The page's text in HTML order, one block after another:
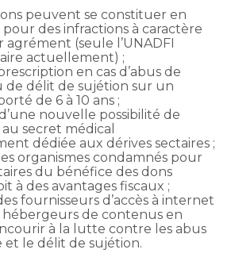
peuvent se constituer en
des infractions à caractère
agrément (seule l’UNADFI
actuellement) ;
en cas d’abus de
de délit de sujétion sur un
de 6 à 10 ans ;
nouvelle possibilité de
secret médical
dédiée aux dérives sectaires ;
organismes condamnés pour
du bénéfice des dons
à des avantages fiscaux ;
fournisseurs d’accès à internet
hébergeurs de contenus en
à la lutte contre les abus
et le délit de sujétion.